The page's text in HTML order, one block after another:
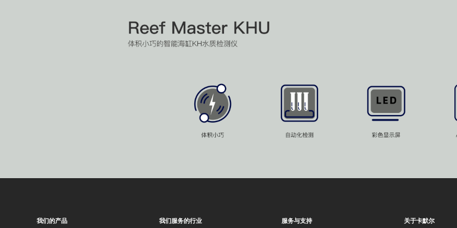
我们的产品 我们服务的行业 服务与支持 关于卡默尔